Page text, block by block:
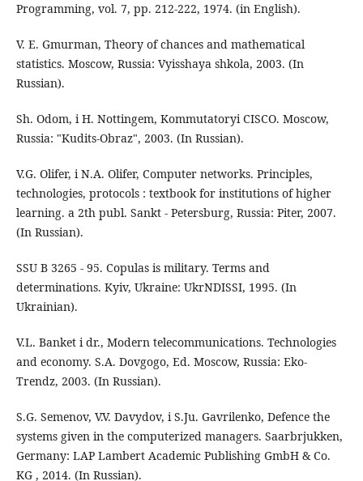
Programming, vol. 7, pp. 212-222, 1974. (in English).
V. E. Gmurman, Theory of chances and mathematical
statistics. Moscow, Russia: Vyisshaya shkola, 2003. (In
Russian).
Sh. Odom, i H. Nottingem, Kommutatoryi CISCO. Moscow,
Russia: "Kudits-Obraz", 2003. (In Russian).
V.G. Olifer, i N.A. Olifer, Computer networks. Principles,
technologies, protocols : textbook for institutions of higher
learning. a 2th publ. Sankt - Petersburg, Russia: Piter, 2007.
(In Russian).
SSU B 3265 - 95. Copulas is military. Terms and
determinations. Kyiv, Ukraine: UkrNDISSI, 1995. (In
Ukrainian).
V.L. Banket i dr., Modern telecommunications. Technologies
and economy. S.A. Dovgogo, Ed. Moscow, Russia: Eko-
Trendz, 2003. (In Russian).
S.G. Semenov, V.V. Davydov, i S.Ju. Gavrilenko, Defence the
systems given in the computerized managers. Saarbrjukken,
Germany: LAP Lambert Academic Publishing GmbH & Co.
KG , 2014. (In Russian).